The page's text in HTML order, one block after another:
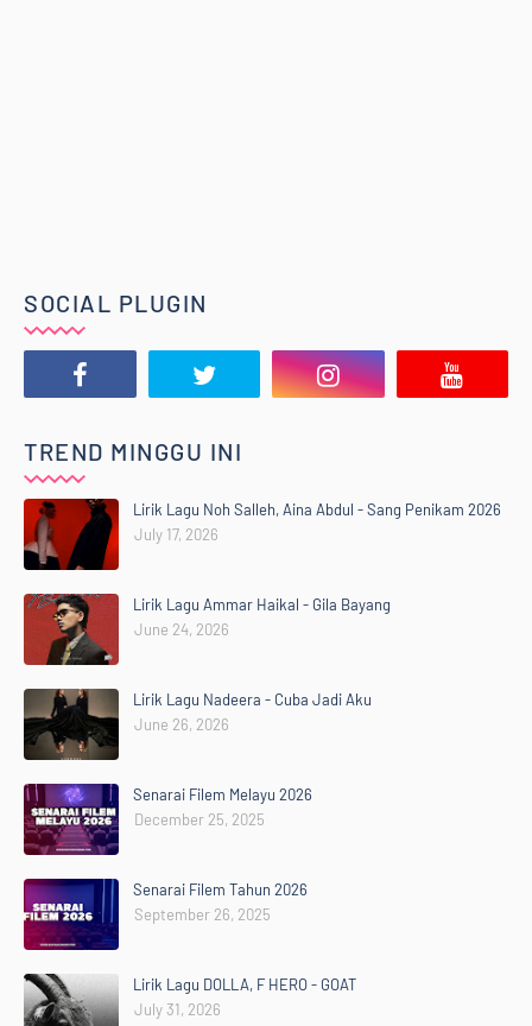
SOCIAL PLUGIN
TREND MINGGU INI
Lirik Lagu Noh Salleh, Aina Abdul - Sang Penikam 2026
July 17, 2026
Lirik Lagu Ammar Haikal - Gila Bayang
June 24, 2026
Lirik Lagu Nadeera - Cuba Jadi Aku
June 26, 2026
Senarai Filem Melayu 2026
December 25, 2025
Senarai Filem Tahun 2026
September 26, 2025
Lirik Lagu DOLLA, F HERO - GOAT
July 31, 2026